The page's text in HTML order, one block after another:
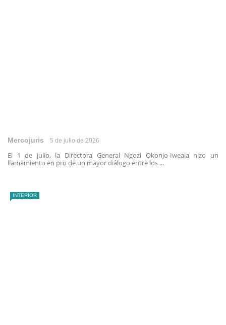
Mercojuris 5 de julio de 2026
El 1 de julio, la Directora General Ngozi Okonjo-Iweala hizo un
llamamiento en pro de un mayor diálogo entre los ...
INTERIOR